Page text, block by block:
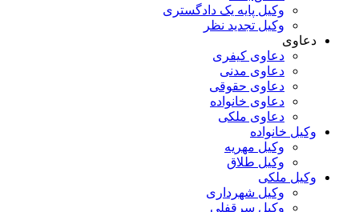
وکیل پایه یک دادگستری
وکیل تجدید نظر
دعاوی
دعاوی کیفری
دعاوی مدنی
دعاوی حقوقی
دعاوی خانواده
دعاوی ملکی
وکیل خانواده
وکیل مهریه
وکیل طلاق
وکیل ملکی
وکیل شهرداری
وکیل سرقفلی